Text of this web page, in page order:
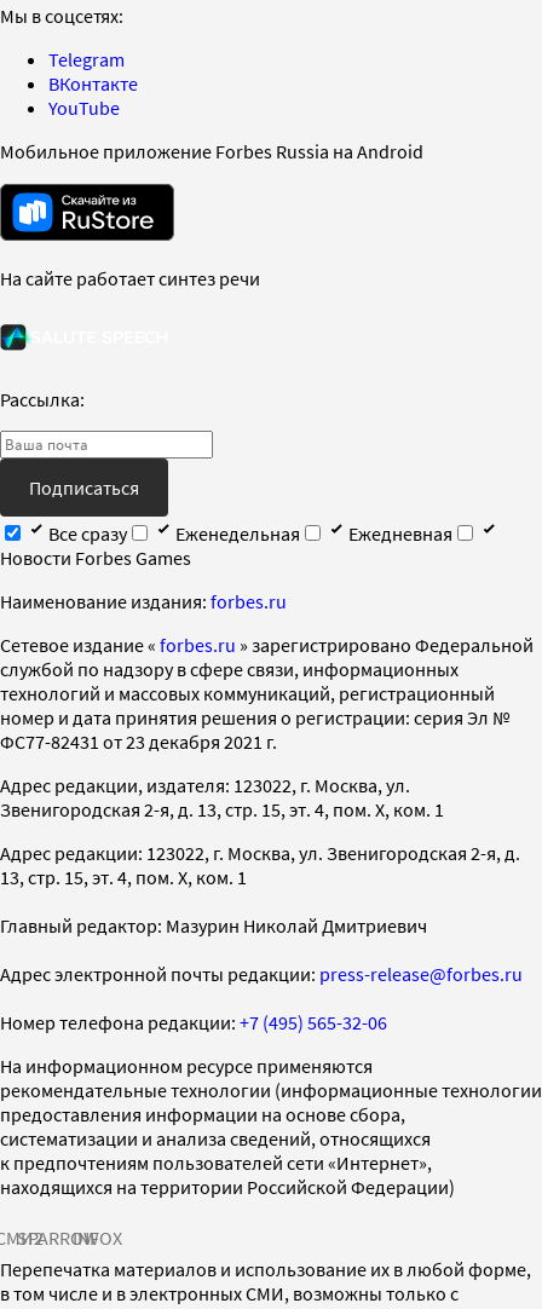
Мы в соцсетях:
Telegram
ВКонтакте
YouTube
Мобильное приложение Forbes Russia на Android
На сайте работает синтез речи
Рассылка:
Подписаться
Все сразу
Еженедельная
Ежедневная
Новости Forbes Games
Наименование издания: forbes.ru
Cетевое издание « forbes.ru » зарегистрировано Федеральной
службой по надзору в сфере связи, информационных
технологий и массовых коммуникаций, регистрационный
номер и дата принятия решения о регистрации: серия Эл №
ФС77-82431 от 23 декабря 2021 г.
Адрес редакции, издателя: 123022, г. Москва, ул.
Звенигородская 2-я, д. 13, стр. 15, эт. 4, пом. X, ком. 1
Адрес редакции: 123022, г. Москва, ул. Звенигородская 2-я, д.
13, стр. 15, эт. 4, пом. X, ком. 1
Главный редактор: Мазурин Николай Дмитриевич
Адрес электронной почты редакции: press-release@forbes.ru
Номер телефона редакции: +7 (495) 565-32-06
На информационном ресурсе применяются
рекомендательные технологии (информационные технологии
предоставления информации на основе сбора,
систематизации и анализа сведений, относящихся
к предпочтениям пользователей сети «Интернет»,
находящихся на территории Российской Федерации)
SPARROWINFOX
Перепечатка материалов и использование их в любой форме,
в том числе и в электронных СМИ, возможны только с